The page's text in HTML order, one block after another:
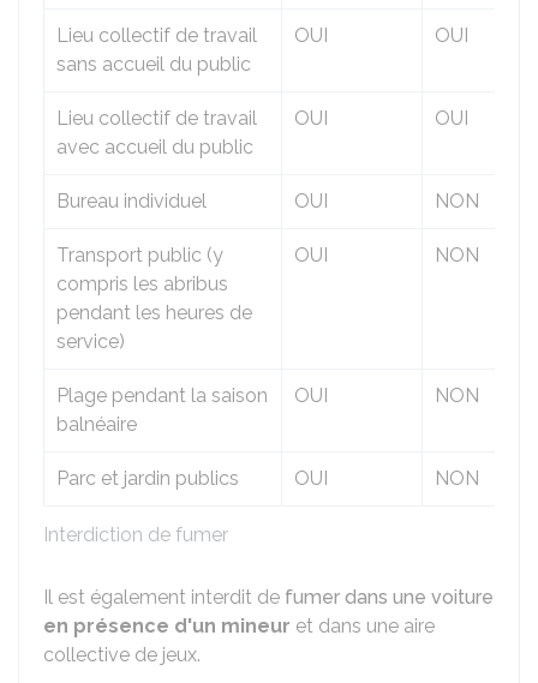
Interdiction de fumer
Lieu collectif de travail
sans accueil du public
OUI OUI
Lieu collectif de travail
avec accueil du public
OUI OUI
Bureau individuel OUI NON
Transport public (y
compris les abribus
pendant les heures de
service)
OUI NON
Plage pendant la saison
balnéaire
OUI NON
Parc et jardin publics OUI NON
Il est également interdit de fumer dans une voiture
en présence d'un mineur et dans une aire
collective de jeux.